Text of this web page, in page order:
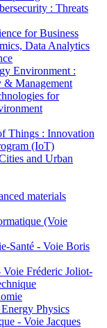
: Threats
for Business
Data Analytics
Environment :
& Management
for
Things : Innovation
(IoT)
and Urban
materials
(Voie
Santé - Voie Boris
Fréderic Joliot-
Physics
- Voie Jacques